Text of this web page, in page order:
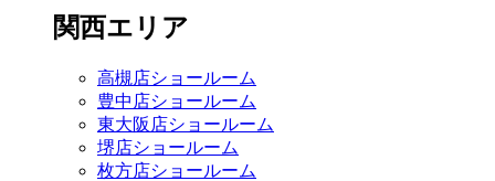
関西エリア
高槻店ショールーム
豊中店ショールーム
東大阪店ショールーム
堺店ショールーム
枚方店ショールーム